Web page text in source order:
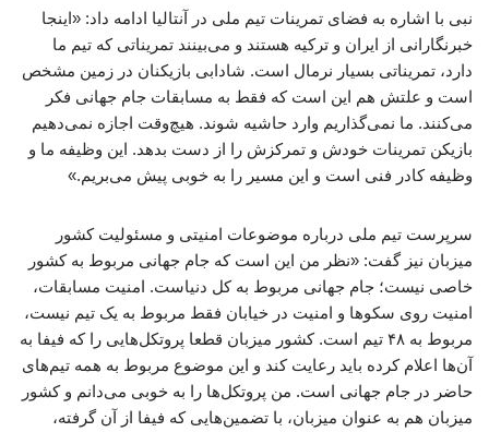
نبی با اشاره به فضای تمرینات تیم ملی در آنتالیا ادامه داد: «اینجا
خبرنگارانی از ایران و ترکیه هستند و می‌بینند تمریناتی که تیم ما
دارد، تمریناتی بسیار نرمال است. شادابی بازیکنان در زمین مشخص
است و علتش هم این است که فقط به مسابقات جام جهانی فکر
می‌کنند. ما نمی‌گذاریم وارد حاشیه شوند. هیچ‌وقت اجازه نمی‌دهیم
بازیکن تمرینات خودش و تمرکزش را از دست بدهد. این وظیفه ما و
وظیفه کادر فنی است و این مسیر را به خوبی پیش می‌بریم.»
سرپرست تیم ملی درباره موضوعات امنیتی و مسئولیت کشور
میزبان نیز گفت: «نظر من این است که جام جهانی مربوط به کشور
خاصی نیست؛ جام جهانی مربوط به کل دنیاست. امنیت مسابقات،
امنیت روی سکوها و امنیت در خیابان فقط مربوط به یک تیم نیست،
مربوط به ۴۸ تیم است. کشور میزبان قطعا پروتکل‌هایی را که فیفا به
آن‌ها اعلام کرده باید رعایت کند و این موضوع مربوط به همه تیم‌های
حاضر در جام جهانی است. من پروتکل‌ها را به خوبی می‌دانم و کشور
میزبان هم به عنوان میزبان، با تضمین‌هایی که فیفا از آن گرفته،